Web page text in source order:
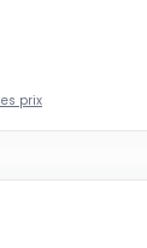
prix